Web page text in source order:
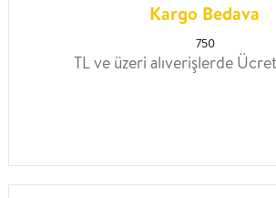
Kargo Bedava
750
TL ve üzeri alıverişlerde